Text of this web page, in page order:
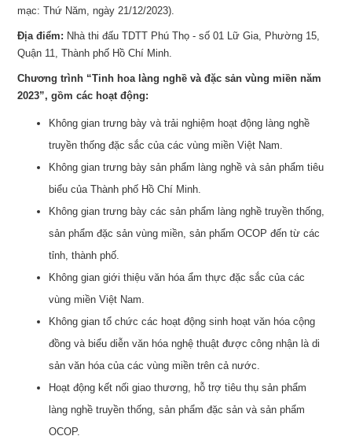
mạc: Thứ Năm, ngày 21/12/2023).
Địa điểm: Nhà thi đấu TDTT Phú Thọ - số 01 Lữ Gia, Phường 15,
Quận 11, Thành phố Hồ Chí Minh.
Chương trình “Tinh hoa làng nghề và đặc sản vùng miền năm
2023”, gồm các hoạt động:
Không gian trưng bày và trải nghiệm hoạt động làng nghề
truyền thống đặc sắc của các vùng miền Việt Nam.
Không gian trưng bày sản phẩm làng nghề và sản phẩm tiêu
biểu của Thành phố Hồ Chí Minh.
Không gian trưng bày các sản phẩm làng nghề truyền thống,
sản phẩm đặc sản vùng miền, sản phẩm OCOP đến từ các
tỉnh, thành phố.
Không gian giới thiệu văn hóa ẩm thực đặc sắc của các
vùng miền Việt Nam.
Không gian tổ chức các hoạt động sinh hoạt văn hóa cộng
đồng và biểu diễn văn hóa nghệ thuật được công nhận là di
sản văn hóa của các vùng miền trên cả nước.
Hoạt động kết nối giao thương, hỗ trợ tiêu thụ sản phẩm
làng nghề truyền thống, sản phẩm đặc sản và sản phẩm
OCOP.